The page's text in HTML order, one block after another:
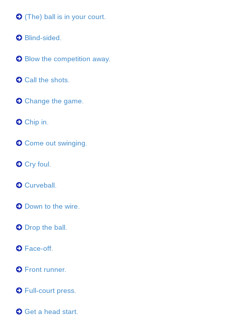
(The) ball is in your court.
Blind-sided.
Blow the competition away.
Call the shots.
Change the game.
Chip in.
Come out swinging.
Cry foul.
Curveball.
Down to the wire.
Drop the ball.
Face-off.
Front runner.
Full-court press.
Get a head start.